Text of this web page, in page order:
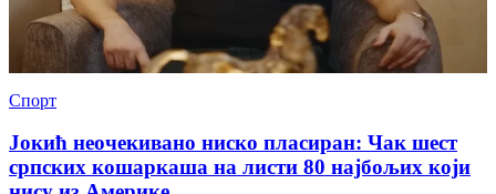
Спорт
Јокић неочекивано ниско пласиран: Чак шест
српских кошаркаша на листи 80 најбољих који